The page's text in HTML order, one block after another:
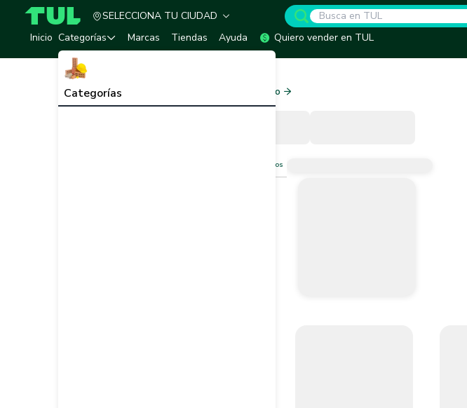
TUL - Tu Marketplace de Construcción
SELECCIONA TU CIUDAD
Inicio Categorías
Categorías
Marcas Tiendas Ayuda Quiero vender en TUL
Inicio
Tornilleria y Fijaciones Ver todo
Limpiar filtros